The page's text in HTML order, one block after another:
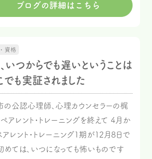
ブログの詳細はこちら
資格
いつからでも遅いということは
でも実証されました
公認心理師、心理カウンセラーの梶
アレント・トレーニングを終えて 4月か
アレント・トレーニング1期が12月8日で
めては、いつになっても怖いものです